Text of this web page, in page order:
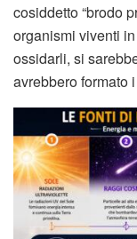
cosiddetto “brodo
organismi viventi
ossidarli, si
avrebbero formato